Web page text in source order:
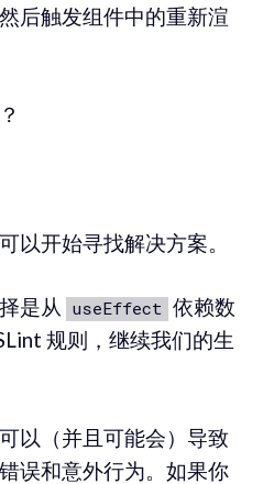
后触发组件中的重新渲
以开始寻找解决方案。
是从 useEffect 依赖数
规则，继续我们的生
以（并且可能会）导致
误和意外行为。如果你